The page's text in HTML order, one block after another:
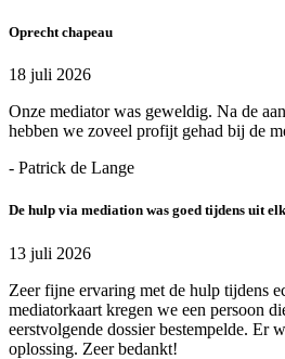
Oprecht chapeau
18 juli 2026
Onze mediator was geweldig. Na de
hebben we zoveel profijt gehad bij de
- Patrick de Lange
De hulp via mediation was goed tijdens uit
13 juli 2026
Zeer fijne ervaring met de hulp tijdens
mediatorkaart kregen we een persoon
eerstvolgende dossier bestempelde. Er
oplossing. Zeer bedankt!